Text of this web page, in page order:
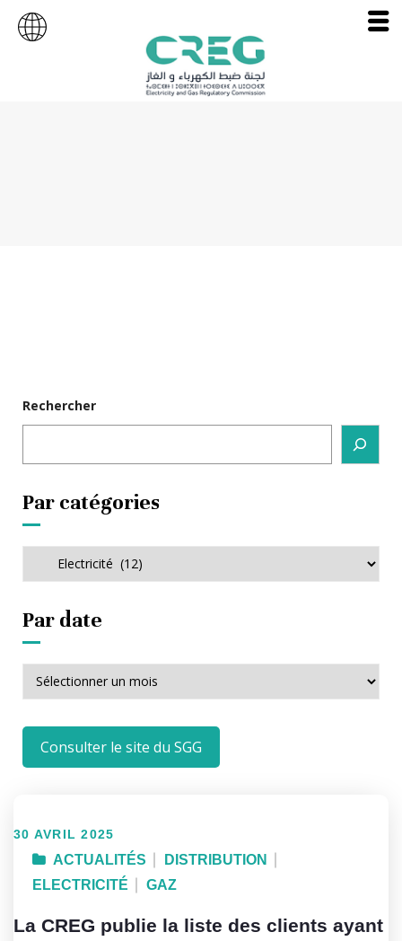
30 AVRIL 2025
ACTUALITÉS
DISTRIBUTION
ELECTRICITÉ
GAZ
La CREG publie la liste des clients ayant
Rechercher
Par catégories
catégories
Par date
Par
date
Consulter le site du SGG